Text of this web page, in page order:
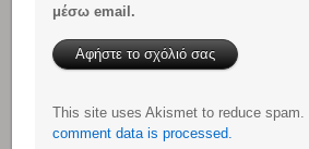
μέσω email.
This site uses Akismet to reduce spam.
comment data is processed.